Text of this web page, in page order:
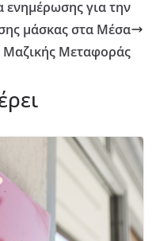
ενημέρωσης για την
μάσκας στα Μέσα
Μαζικής Μεταφοράς